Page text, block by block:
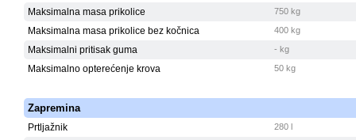
Maksimalna masa prikolice 750 kg
Maksimalna masa prikolice bez kočnica 400 kg
Maksimalni pritisak guma - kg
Maksimalno opterećenje krova 50 kg
Zapremina
Prtljažnik 280 l